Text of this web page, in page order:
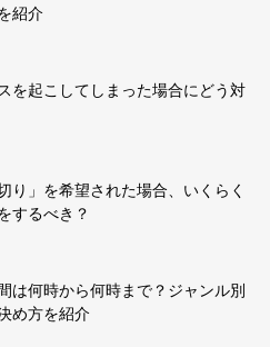
紹介
を起こしてしまった場合にどう対
り」を希望された場合、いくらく
するべき？
は何時から何時まで？ジャンル別
め方を紹介